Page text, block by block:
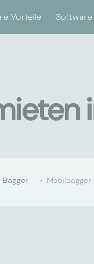
Vorteile Software
Bagger Mobilbagger